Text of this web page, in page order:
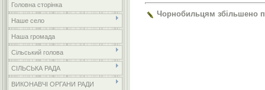
Головна сторінка
Наше село
Наша громада
Сільський голова
СІЛЬСЬКА РАДА
ВИКОНАВЧІ ОРГАНИ РАДИ
Чорнобильцям збільшено